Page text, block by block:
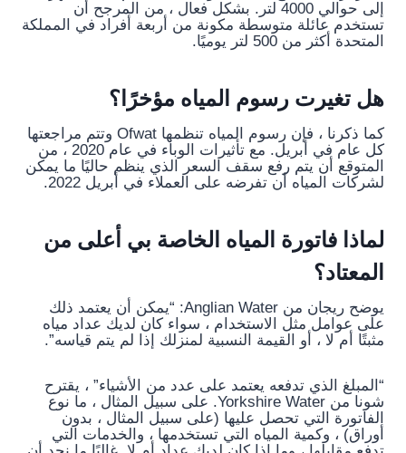
إلى حوالي 4000 لتر. بشكل فعال ، من المرجح أن
تستخدم عائلة متوسطة مكونة من أربعة أفراد في المملكة
المتحدة أكثر من 500 لتر يوميًا.
هل تغيرت رسوم المياه مؤخرًا؟
كما ذكرنا ، فإن رسوم المياه تنظمها Ofwat وتتم مراجعتها
كل عام في أبريل. مع تأثيرات الوباء في عام 2020 ، من
المتوقع أن يتم رفع سقف السعر الذي ينظم حاليًا ما يمكن
لشركات المياه أن تفرضه على العملاء في أبريل 2022.
لماذا فاتورة المياه الخاصة بي أعلى من
المعتاد؟
يوضح ريجان من Anglian Water: “يمكن أن يعتمد ذلك
على عوامل مثل الاستخدام ، سواء كان لديك عداد مياه
مثبتًا أم لا ، أو القيمة النسبية لمنزلك إذا لم يتم قياسه”.
“المبلغ الذي تدفعه يعتمد على عدد من الأشياء” ، يقترح
شونا من Yorkshire Water. على سبيل المثال ، ما نوع
الفاتورة التي تحصل عليها (على سبيل المثال ، بدون
أوراق) ، وكمية المياه التي تستخدمها ، والخدمات التي